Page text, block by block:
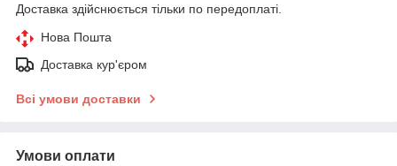
Доставка здійснюється тільки по передоплаті.
Нова Пошта
Доставка кур'єром
Всі умови доставки
Умови оплати